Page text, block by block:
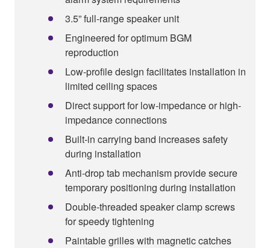
3.5” full-range speaker unit
Engineered for optimum BGM
reproduction
Low-profile design facilitates installation in
limited ceiling spaces
Direct support for low-impedance or high-
impedance connections
Built-in carrying band increases safety
during installation
Anti-drop tab mechanism provide secure
temporary positioning during installation
Double-threaded speaker clamp screws
for speedy tightening
Paintable grilles with magnetic catches